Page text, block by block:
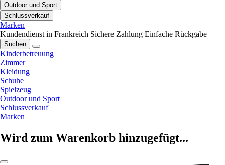
Outdoor und Sport
Schlussverkauf
Marken
Kundendienst in Frankreich Sichere Zahlung Einfache Rückgabe
Suchen
Kinderbetreuung
Zimmer
Kleidung
Schuhe
Spielzeug
Outdoor und Sport
Schlussverkauf
Marken
Wird zum Warenkorb hinzugefügt...